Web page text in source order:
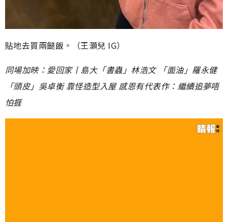
貼地去買兩餸飯。（王灝兒 IG）
同場加映：愛回家丨島大「書蟲」林浩文 「面油」羅永健
「頭皮」吳卓衡 靠怪造型入屋 感恩有代表作：繼續追夢唔
怕捱